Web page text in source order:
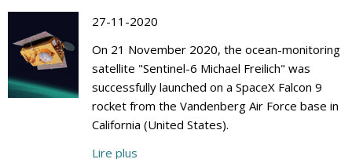
27-11-2020
On 21 November 2020, the ocean-monitoring
satellite "Sentinel-6 Michael Freilich" was
successfully launched on a SpaceX Falcon 9
rocket from the Vandenberg Air Force base in
California (United States).
Lire plus